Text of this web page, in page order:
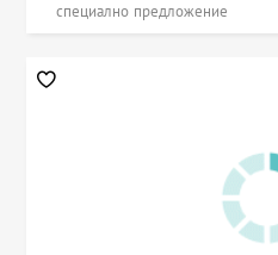
специално предложение